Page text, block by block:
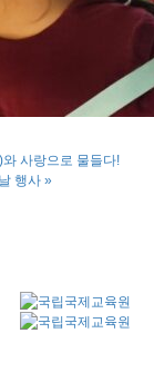
사랑으로 물들다!
행사 »